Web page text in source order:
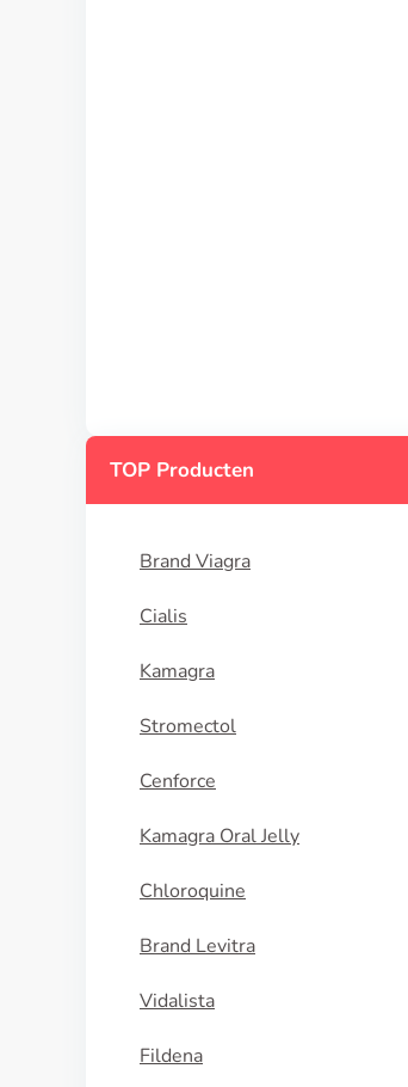
TOP Producten
Brand Viagra
Cialis
Kamagra
Stromectol
Cenforce
Kamagra Oral Jelly
Chloroquine
Brand Levitra
Vidalista
Fildena